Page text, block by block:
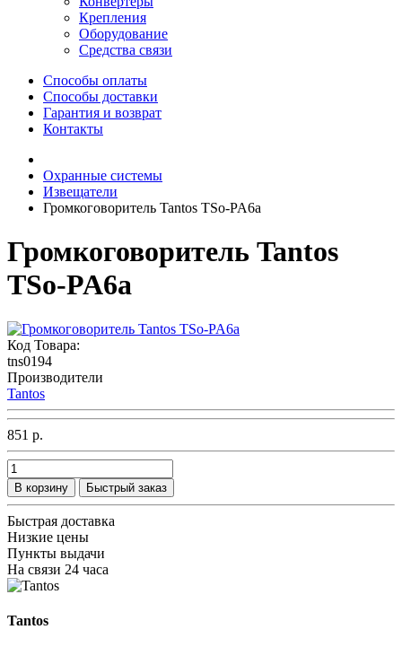
Крепления
Оборудование
Средства связи
Способы оплаты
Способы доставки
Гарантия и возврат
Контакты
Охранные системы
Извещатели
Громкоговоритель Tantos TSo-PA6a
Громкоговоритель Tantos
TSo-PA6a
Код Товара:
tns0194
Производители
Tantos
851 р.
В корзину Быстрый заказ
Быстрая доставка
Низкие цены
Пункты выдачи
На связи 24 часа
Tantos